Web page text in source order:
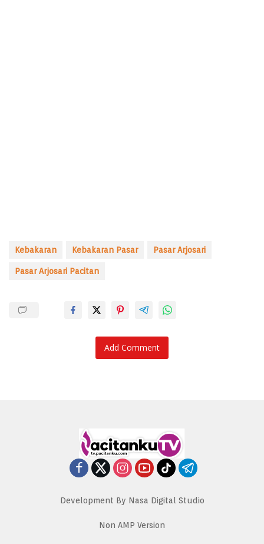
Kebakaran Kebakaran Pasar Pasar Arjosari
Pasar Arjosari Pacitan
Add Comment
Development By Nasa Digital Studio
Non AMP Version